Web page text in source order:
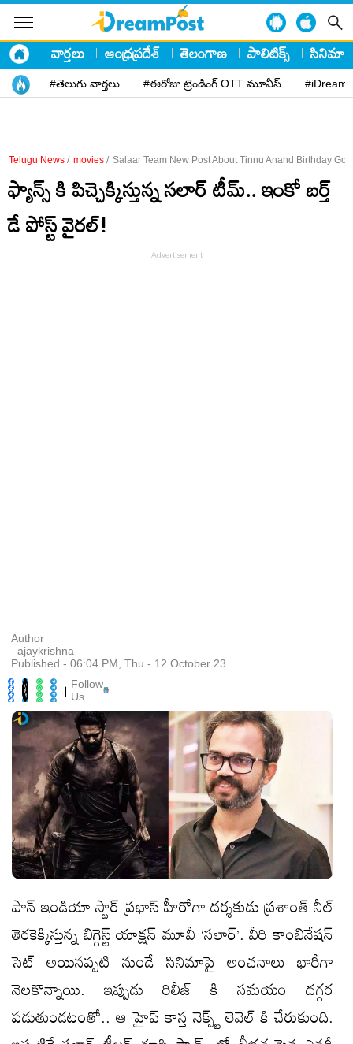
వార్తలు ఆంధ్రప్రదేశ్ తెలంగాణ పాలిటిక్స్ సినిమా
#తెలుగు వార్తలు #ఈరోజు ట్రెండింగ్ OTT మూవీస్
Telugu News / movies / Salaar Team New Post About Tinnu Anand Birthday
ఫ్యాన్స్ కి పిచ్చెక్కిస్తున్న సలార్ టీమ్.. ఇంకో బర్త్
డే పోస్ట్ వైరల్!
Author
ajaykrishna
Published - 06:04 PM, Thu - 12 October 23
| Follow
Us
పాన్ ఇండియా స్టార్ ప్రభాస్ హీరోగా దర్శకుడు ప్రశాంత్ నీల్
తెరకెక్కిస్తున్న బిగ్గెస్ట్ యాక్షన్ మూవీ ‘సలార్’. వీరి కాంబినేషన్
సెట్ అయినప్పటి నుండే సినిమాపై అంచనాలు భారీగా
నెలకొన్నాయి. ఇప్పుడు రిలీజ్ కి సమయం దగ్గర
పడుతుండటంతో.. ఆ హైప్ కాస్త నెక్స్ట్ లెవెల్ కి చేరుకుంది.